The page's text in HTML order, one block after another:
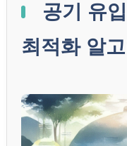
공기 유
최적화 알